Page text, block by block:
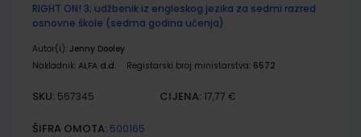
RIGHT ON! 3; udžbenik iz engleskog jezika za sedmi razred
osnovne škole (sedma godina učenja)
Autor(i): Jenny Dooley
Nakladnik: ALFA d.d. Registarski broj ministarstva: 6572
SKU: 567345 CIJENA: 17,77 €
ŠIFRA OMOTA: 500165